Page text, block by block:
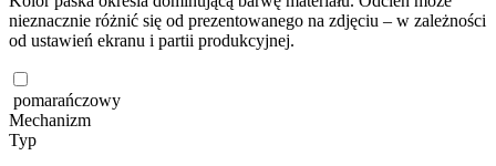
nieznacznie różnić się od prezentowanego na zdjęciu – w zależności
od ustawień ekranu i partii produkcyjnej.
pomarańczowy
Mechanizm
Typ